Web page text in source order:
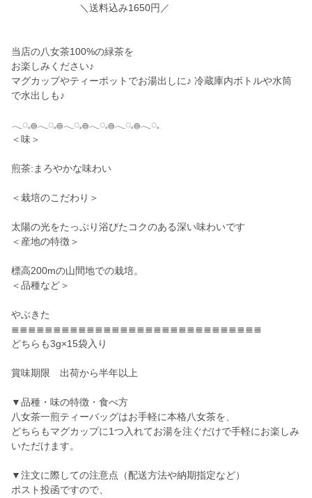
＼送料込み1650円／
当店の八女茶100%の緑茶を
お楽しみください♪
マグカップやティーポットでお湯出しに♪ 冷蔵庫内ボトルや水筒
で水出しも♪
𓂃◌𓈒𓐍𓂃◌𓈒𓐍𓂃◌𓈒𓐍𓂃◌𓈒𓐍𓂃◌𓈒𓐍𓂃◌𓈒
＜味＞
煎茶:まろやかな味わい
＜栽培のこだわり＞
太陽の光をたっぷり浴びたコクのある深い味わいです
＜産地の特徴＞
標高200mの山間地での栽培。
＜品種など＞
やぶきた
≣≣≣≣≣≣≣≣≣≣≣≣≣≣≣≣≣≣≣≣≣≣≣≣≣≣≣≣≣≣
どちらも3g×15袋入り
賞味期限 出荷から半年以上
▼品種・味の特徴・食べ方
八女茶一煎ティーバッグはお手軽に本格八女茶を、
どちらもマグカップに1つ入れてお湯を注ぐだけで手軽にお楽しみ
いただけます。
▼注文に際しての注意点（配送方法や納期指定など）
ポスト投函ですので、